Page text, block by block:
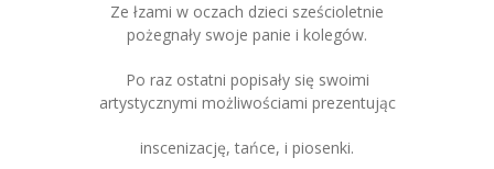
Ze łzami w oczach dzieci sześcioletnie
pożegnały swoje panie i kolegów.
Po raz ostatni popisały się swoimi
artystycznymi możliwościami prezentując
inscenizację, tańce, i piosenki.